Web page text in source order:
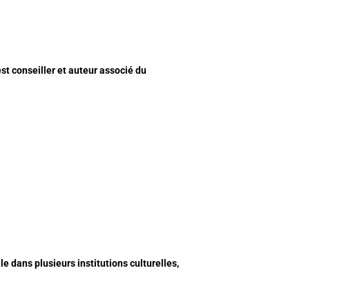
conseiller et auteur associé du
dans plusieurs institutions culturelles,